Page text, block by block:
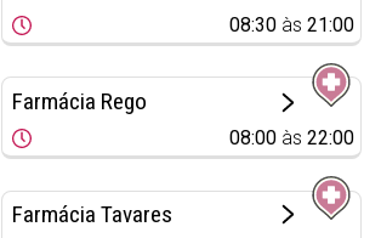
08:30 às21:00
Farmácia Rego
08:00 às22:00
Farmácia Tavares